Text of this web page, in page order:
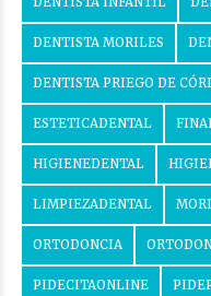
DENTISTA MORILES
DENTISTA PRIEGO DE
ESTETICADENTAL
HIGIENEDENTAL
LIMPIEZADENTAL
ORTODONCIA
PIDECITAONLINE